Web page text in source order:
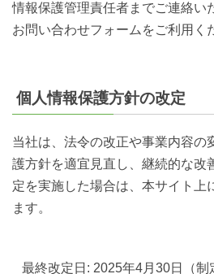
情報保護管理責任者までご連絡い
お問い合わせフォームをご利用く
個人情報保護方針の改定
当社は、法令の改正や事業内容の
護方針を適宜見直し、継続的な改
定を実施した場合は、本サイト上
ます。
最終改定日: 2025年4月30日（制